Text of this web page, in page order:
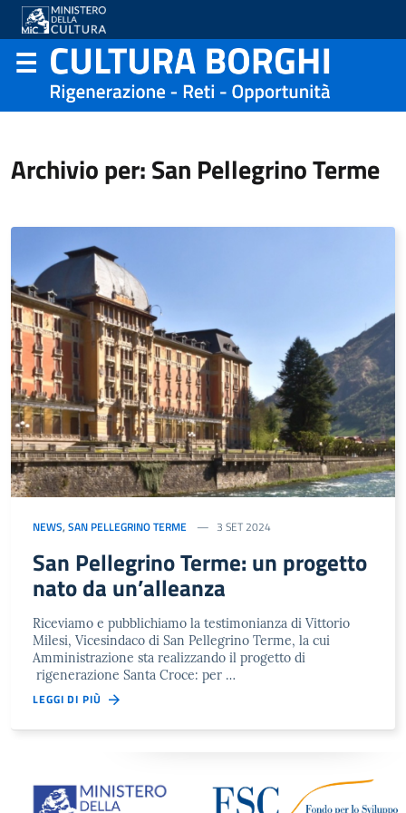
Archivio per: San Pellegrino Terme
NEWS, SAN PELLEGRINO TERME 3 SET 2024
San Pellegrino Terme: un progetto
nato da un’alleanza
Riceviamo e pubblichiamo la testimonianza di Vittorio
Milesi, Vicesindaco di San Pellegrino Terme, la cui
Amministrazione sta realizzando il progetto di
rigenerazione Santa Croce: per …
LEGGI DI PIÙ